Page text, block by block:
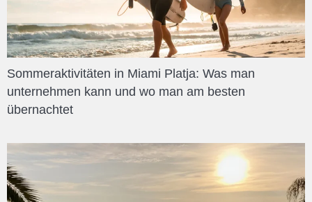
Sommeraktivitäten in Miami Platja: Was man
unternehmen kann und wo man am besten
übernachtet